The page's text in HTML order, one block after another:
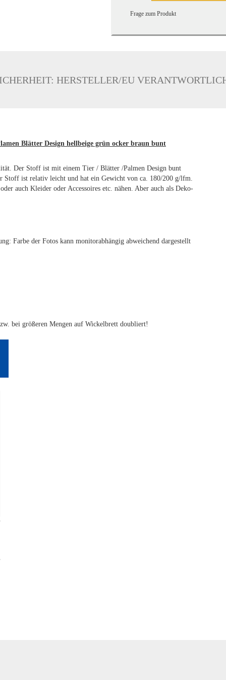
Frage zum Produkt
HERSTELLER/EU
Blätter Design hellbeige grün ocker braun bunt
Der Stoff ist mit einem Tier / Blätter /Palmen Design bunt
Stoff ist relativ leicht und hat ein Gewicht von ca. 180/200 g/lfm.
auch Kleider oder Accessoires etc. nähen. Aber auch als Deko-
Farbe der Fotos kann monitorabhängig abweichend dargestellt
bei größeren Mengen auf Wickelbrett doubliert!